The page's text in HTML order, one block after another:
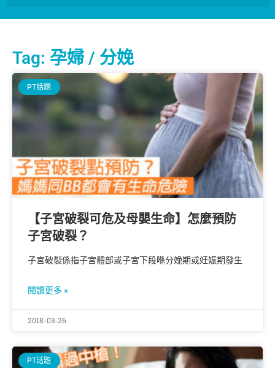
Tag: 孕婦 / 分娩
PT話題
【子宮破裂可危及母嬰生命】怎麼預防
子宮破裂？
子宮破裂係指子宮體部或子宮下段喺分娩期或妊娠期發生
閱讀更多 »
2018-03-26
PT話題